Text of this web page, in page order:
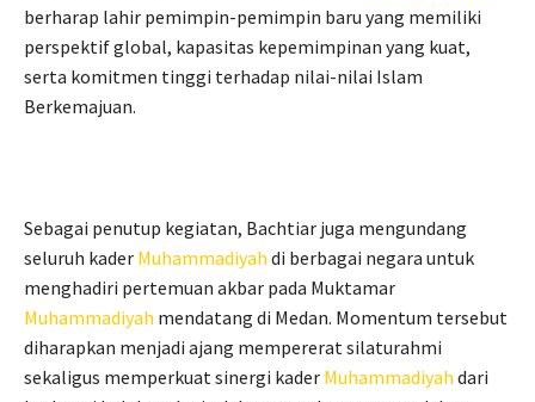
berharap lahir pemimpin-pemimpin baru yang memiliki
perspektif global, kapasitas kepemimpinan yang kuat,
serta komitmen tinggi terhadap nilai-nilai Islam
Berkemajuan.
Sebagai penutup kegiatan, Bachtiar juga mengundang
seluruh kader Muhammadiyah di berbagai negara untuk
menghadiri pertemuan akbar pada Muktamar
Muhammadiyah mendatang di Medan. Momentum tersebut
diharapkan menjadi ajang mempererat silaturahmi
sekaligus memperkuat sinergi kader Muhammadiyah dari